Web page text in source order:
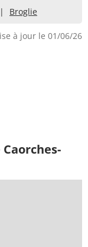
Broglie
à jour le 01/06/26